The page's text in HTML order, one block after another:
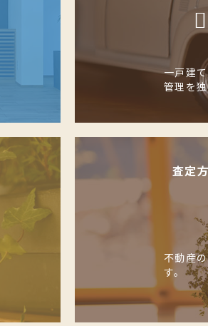
一戸建
管理を
査定
不動産
す。